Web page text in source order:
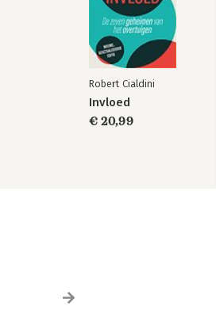
Robert Cialdini
Invloed
€ 20,99